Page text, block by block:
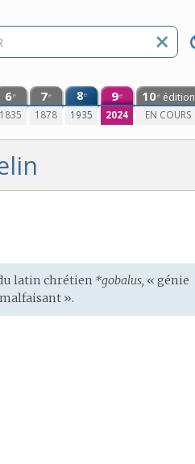
6e
1835
7e
1878
8e
1935
9e
2024
10e édition
EN COURS
latin chrétien *gobalus, « génie
».